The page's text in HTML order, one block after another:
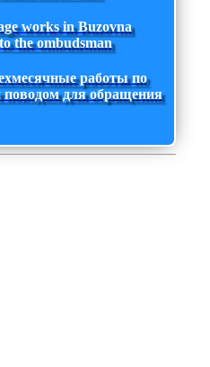
works in Buzovna
the ombudsman
работы по
поводом для обращения